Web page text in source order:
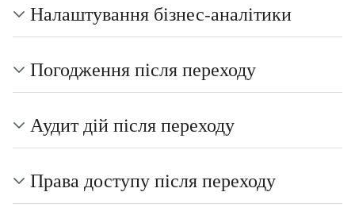
Налаштування бізнес-аналітики
Погодження після переходу
Аудит дій після переходу
Права доступу після переходу